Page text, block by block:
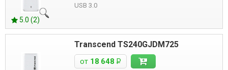
5.0 (2)
USB 3.0
Transcend TS240GJDM725
от 18 648 Р